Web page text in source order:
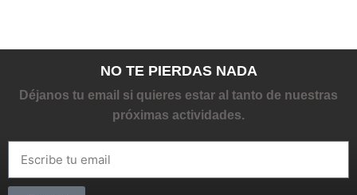
NO TE PIERDAS NADA
Déjanos tu email si quieres estar al tanto de nuestras
próximas actividades.